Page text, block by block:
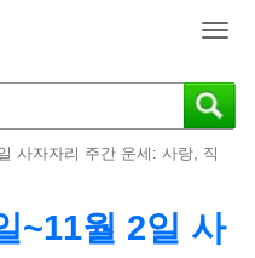
T
g
g
e
a
v
사자자리 주간 운세: 사랑, 직
~11월 2일 사